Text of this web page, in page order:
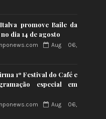
promove Baile da
dia 14 de agosto
Aug 06,
1º Festival do Café e
especial em
Aug 06,